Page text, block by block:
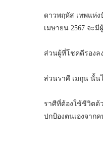
ดาวพฤหัส เทพแห่
เมษายน 2567 จะ
ส่วนผู้ที่โชคดีรองล
ส่วนราศี เมถุน นั้น
ราศีที่ต้องใช้ชีวิตด้
ปกป้องตนเองจาก